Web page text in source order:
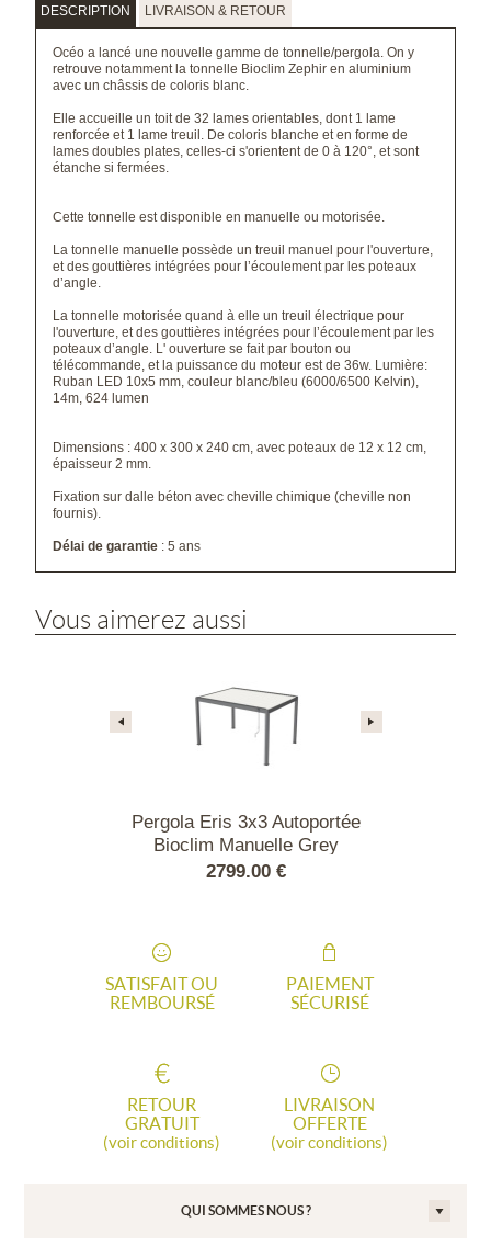
DESCRIPTION LIVRAISON & RETOUR
Océo a lancé une nouvelle gamme de tonnelle/pergola. On y
retrouve notamment la tonnelle Bioclim Zephir en aluminium
avec un châssis de coloris blanc.
Elle accueille un toit de 32 lames orientables, dont 1 lame
renforcée et 1 lame treuil. De coloris blanche et en forme de
lames doubles plates, celles-ci s'orientent de 0 à 120°, et sont
étanche si fermées.
Cette tonnelle est disponible en manuelle ou motorisée.
La tonnelle manuelle possède un treuil manuel pour l'ouverture,
et des gouttières intégrées pour l’écoulement par les poteaux
d’angle.
La tonnelle motorisée quand à elleun treuil électrique pour
l'ouverture, et des gouttières intégrées pour l’écoulement par les
poteaux d’angle. L' ouverture se fait par bouton ou
télécommande, et la puissance du moteur est de 36w. Lumière:
Ruban LED 10x5 mm, couleur blanc/bleu (6000/6500 Kelvin),
14m, 624 lumen
Dimensions : 400 x 300 x 240 cm, avec poteaux de 12 x 12 cm,
épaisseur 2 mm.
Fixation sur dalle béton avec cheville chimique (cheville non
fournis).
Délai de garantie : 5 ans
Vous aimerez aussi
Pergola Eris 3x3 Autoportée
Bioclim Manuelle Grey
Lames blanches
2799.00 €
SATISFAIT OU
REMBOURSÉ
PAIEMENT
SÉCURISÉ
RETOUR
GRATUIT
(voir conditions)
LIVRAISON
OFFERTE
(voir conditions)
QUI SOMMES NOUS ?